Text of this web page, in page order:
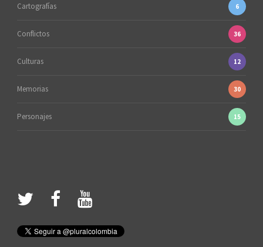
Cartografías 6
Conflictos 36
Culturas 12
Memorias 30
Personajes 15